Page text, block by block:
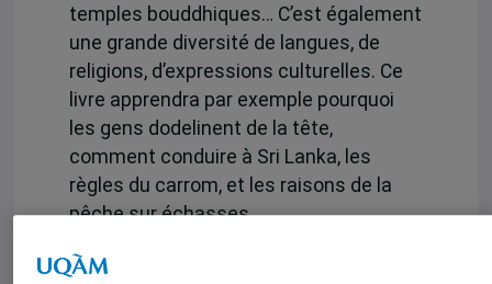
temples bouddhiques… C’est également
une grande diversité de langues, de
religions, d’expressions culturelles. Ce
livre apprendra par exemple pourquoi
les gens dodelinent de la tête,
comment conduire à Sri Lanka, les
règles du carrom, et les raisons de la
pêche sur échasses.
Ce dictionnaire a été écrit à deux.